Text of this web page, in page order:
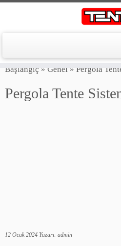
Skip
toBaşlangıç » Genel » Pergola
Pergola Tente
12 Ocak 2024 Yazarı: admin